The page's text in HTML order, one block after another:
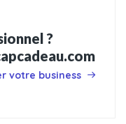
?
votre business